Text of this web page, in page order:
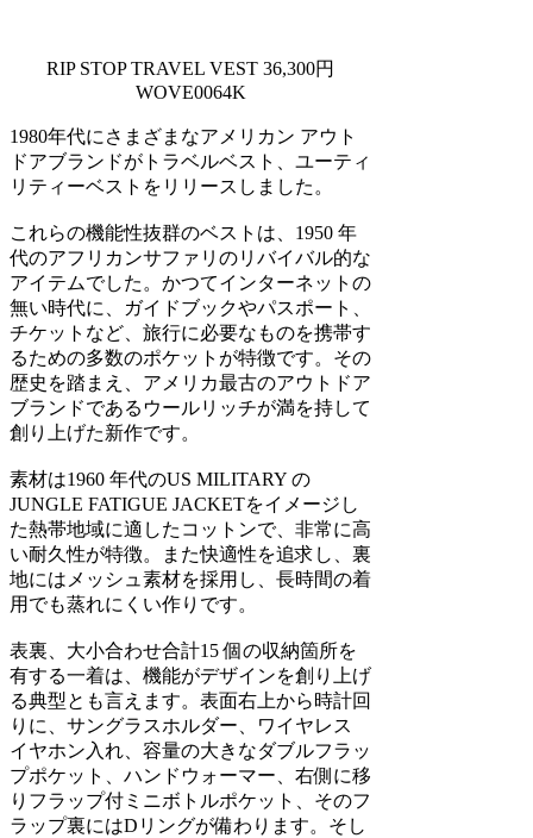
RIP STOP TRAVEL VEST 36,300円
WOVE0064K
1980年代にさまざまなアメリカン アウト
ドアブランドがトラベルベスト、ユーティ
リティーベストをリリースしました。
これらの機能性抜群のベストは、1950 年
代のアフリカンサファリのリバイバル的な
アイテムでした。かつてインターネットの
無い時代に、ガイドブックやパスポート、
チケットなど、旅行に必要なものを携帯す
るための多数のポケットが特徴です。その
歴史を踏まえ、アメリカ最古のアウトドア
ブランドであるウールリッチが満を持して
創り上げた新作です。
素材は1960 年代のUS MILITARY の
JUNGLE FATIGUE JACKETをイメージし
た熱帯地域に適したコットンで、非常に高
い耐久性が特徴。また快適性を追求し、裏
地にはメッシュ素材を採用し、長時間の着
用でも蒸れにくい作りです。
表裏、大小合わせ合計15 個の収納箇所を
有する一着は、機能がデザインを創り上げ
る典型とも言えます。表面右上から時計回
りに、サングラスホルダー、ワイヤレス
イヤホン入れ、容量の大きなダブルフラッ
プポケット、ハンドウォーマー、右側に移
りフラップ付ミニボトルポケット、そのフ
ラップ裏にはDリングが備わります。そし